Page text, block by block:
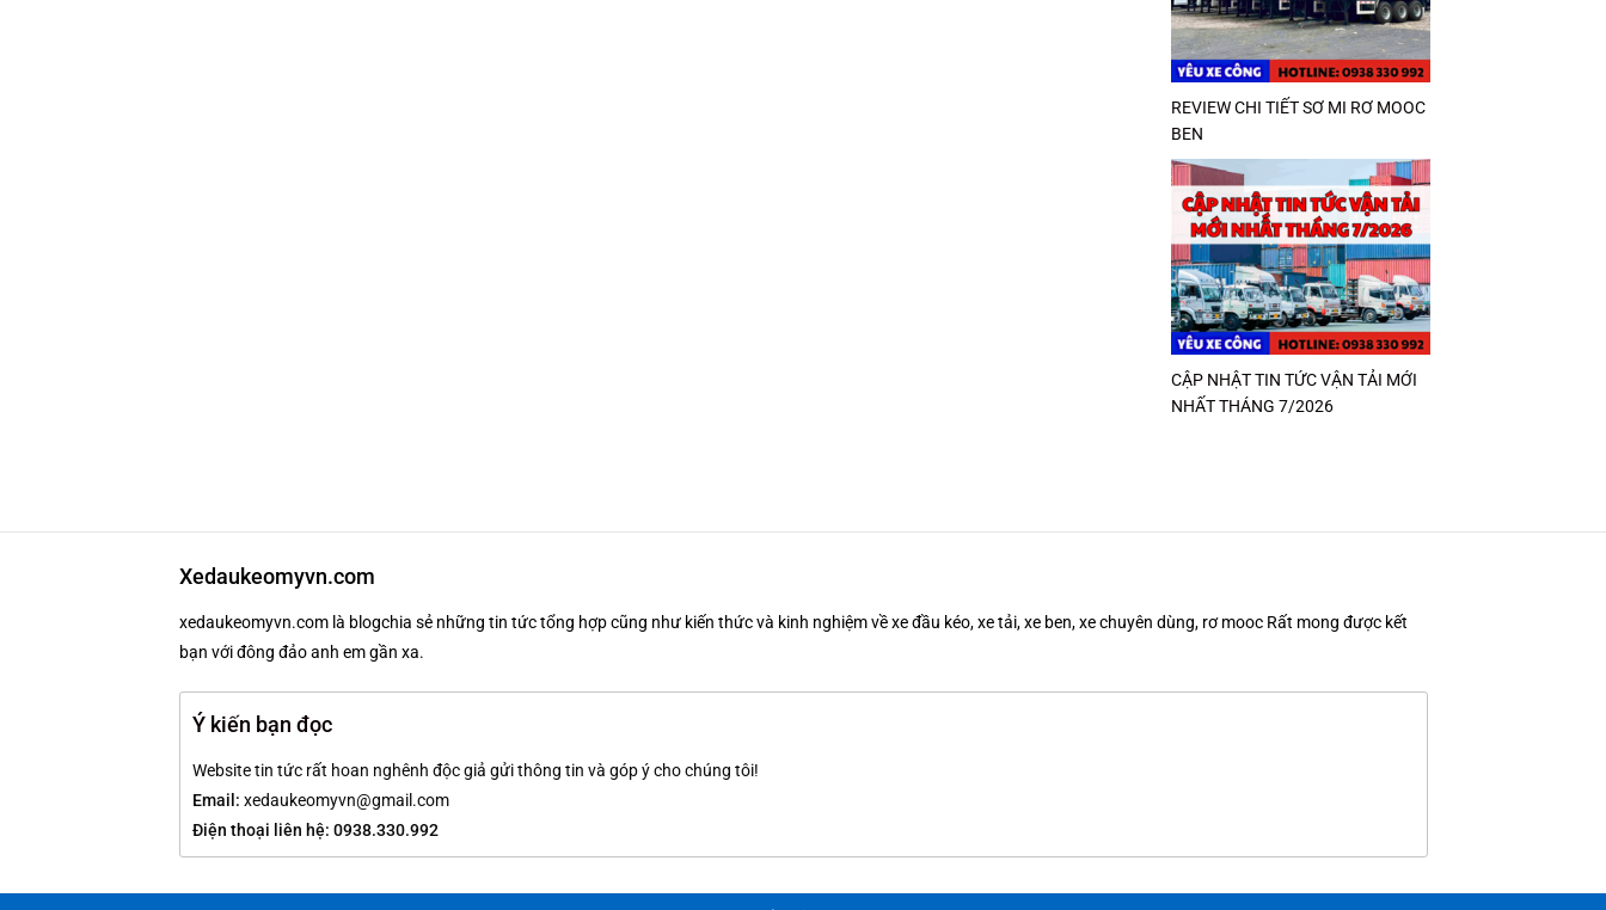
REVIEW CHI TIẾT SƠ MI RƠ MOOC
BEN
CẬP NHẬT TIN TỨC VẬN TẢI MỚI
NHẤT THÁNG 7/2026
Xedaukeomyvn.com
xedaukeomyvn.com là blogchia sẻ những tin tức tổng hợp cũng như kiến thức và kinh nghiệm về xe đầu kéo, xe tải, xe ben, xe chuyên dùng, rơ mooc Rất mong được kết
bạn với đông đảo anh em gần xa.
Ý kiến bạn đọc
Website tin tức rất hoan nghênh độc giả gửi thông tin và góp ý cho chúng tôi!
Email: xedaukeomyvn@gmail.com
Điện thoại liên hệ: 0938.330.992